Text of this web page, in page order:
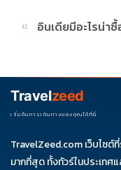
แนะนำเส้นทาง เดลี -
ใหม่ เพราะเที่ยวง่ายแล
12 อินเดียมีอะไรน่า
เครื่องประดับ และสินค้า
Travelzeed
เริ่มต้นการเดินทางของคุณได้ที่นี่
TravelZeed.com เว็บไซต์
มากที่สุด ทั้งทัวร์ในประเทศ